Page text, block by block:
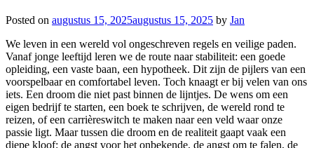
Posted on augustus 15, 2025augustus 15, 2025 by Jan
We leven in een wereld vol ongeschreven regels en veilige paden.
Vanaf jonge leeftijd leren we de route naar stabiliteit: een goede
opleiding, een vaste baan, een hypotheek. Dit zijn de pijlers van een
voorspelbaar en comfortabel leven. Toch knaagt er bij velen van ons
iets. Een droom die niet past binnen de lijntjes. De wens om een
eigen bedrijf te starten, een boek te schrijven, de wereld rond te
reizen, of een carrièreswitch te maken naar een veld waar onze
passie ligt. Maar tussen die droom en de realiteit gaapt vaak een
diepe kloof: de angst voor het onbekende, de angst om te falen, de